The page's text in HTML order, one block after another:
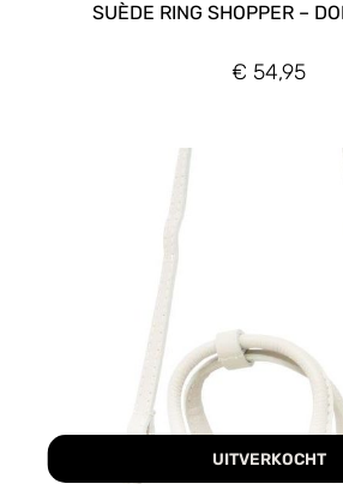
SUÈDE RING SHOPPER –
€ 54,95
UITVERKOCHT